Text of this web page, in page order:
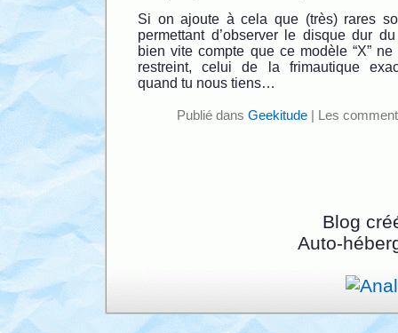
Si on ajoute à cela que (très) rares
permettant d’observer le disque dur
bien vite compte que ce modèle “X”
restreint, celui de la frimautique
quand tu nous tiens…
Publié dans Geekitude| Les
Blog
Auto-